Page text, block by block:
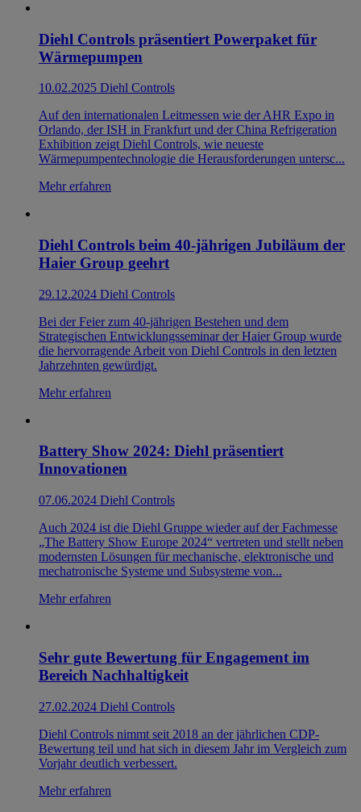
Diehl Controls präsentiert Powerpaket für
Wärmepumpen
10.02.2025 Diehl Controls
Auf den internationalen Leitmessen wie der AHR Expo in
Orlando, der ISH in Frankfurt und der China Refrigeration
Exhibition zeigt Diehl Controls, wie neueste
Wärmepumpentechnologie die Herausforderungen untersc...
Mehr erfahren
Diehl Controls beim 40-jährigen Jubiläum der
Haier Group geehrt
29.12.2024 Diehl Controls
Bei der Feier zum 40-jährigen Bestehen und dem
Strategischen Entwicklungsseminar der Haier Group wurde
die hervorragende Arbeit von Diehl Controls in den letzten
Jahrzehnten gewürdigt.
Mehr erfahren
Battery Show 2024: Diehl präsentiert
Innovationen
07.06.2024 Diehl Controls
Auch 2024 ist die Diehl Gruppe wieder auf der Fachmesse
„The Battery Show Europe 2024“ vertreten und stellt neben
modernsten Lösungen für mechanische, elektronische und
mechatronische Systeme und Subsysteme von...
Mehr erfahren
Sehr gute Bewertung für Engagement im
Bereich Nachhaltigkeit
27.02.2024 Diehl Controls
Diehl Controls nimmt seit 2018 an der jährlichen CDP-
Bewertung teil und hat sich in diesem Jahr im Vergleich zum
Vorjahr deutlich verbessert.
Mehr erfahren